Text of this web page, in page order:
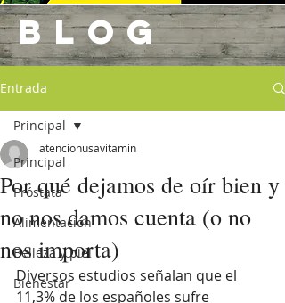
BLOG
Entrada
Principal
Próstata
Alimentación
Belleza y piel
Bienestar
Principal
Por qué dejamos de oír bien y
no nos damos cuenta (o no
nos importa)
atencionusavitamin
Diversos estudios señalan que el
11,3% de los españoles sufre